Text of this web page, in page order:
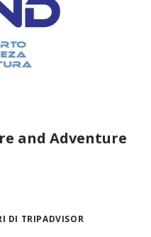
and Adventure
DI TRIPADVISOR